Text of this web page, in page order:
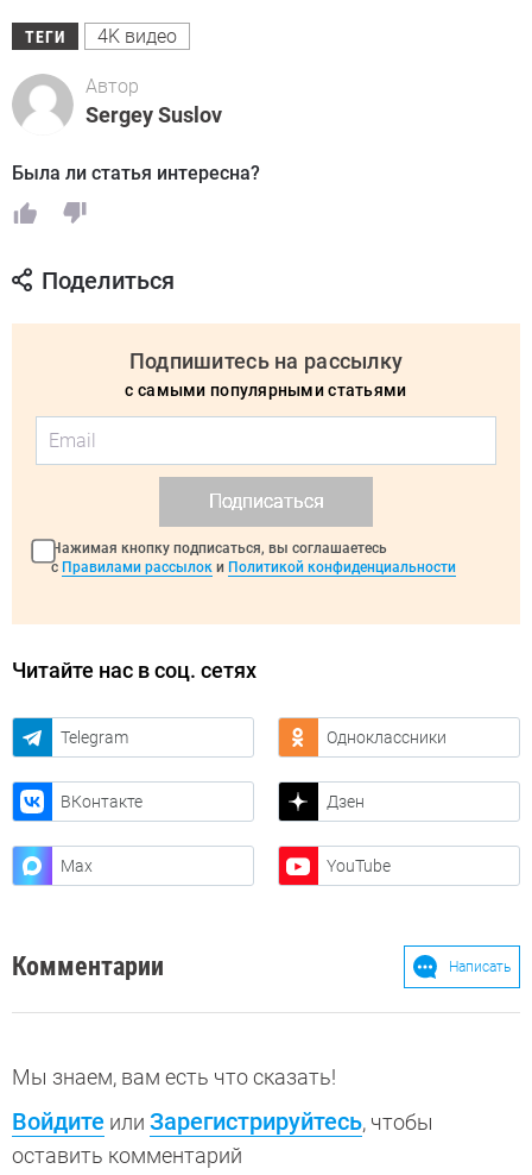
ТЕГИ 4K видео
Автор
Sergey Suslov
Была ли статья интересна?
Поделиться
Подпишитесь на рассылку
с самыми популярными статьями
Подписаться
Нажимая кнопку подписаться, вы соглашаетесь
с Правилами рассылок и Политикой конфиденциальности
Читайте нас в соц. сетях
Telegram Одноклассники
ВКонтакте Дзен
Max YouTube
Комментарии Написать
Мы знаем, вам есть что сказать!
Войдите или Зарегистрируйтесь, чтобы
оставить комментарий